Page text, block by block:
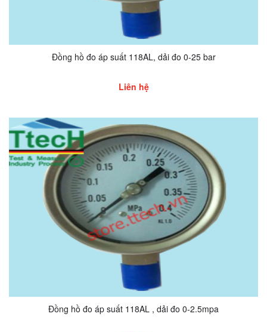
Đồng hồ đo áp suất 118AL, dải đo 0-25 bar
Liên hệ
Đồng hồ đo áp suất 118AL , dải đo 0-2.5mpa